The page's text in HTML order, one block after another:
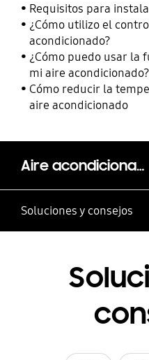
Requisitos para
¿Cómo utilizo el
acondicionado?
¿Cómo puedo usar la
mi aire acondicionado?
Cómo reducir la
aire acondicionado
Aire acondicionado AC048MN4DKH/VN de cuatro vías
Soluciones y consejos